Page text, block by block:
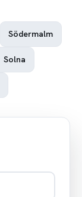
Södermalm
Solna